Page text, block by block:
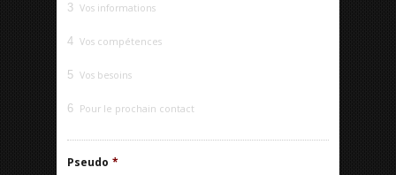
3 Vos informations
4 Vos compétences
5 Vos besoins
6 Pour le prochain contact
Pseudo *